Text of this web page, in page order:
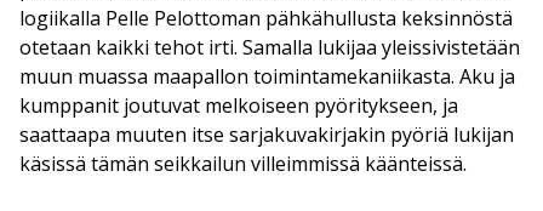
logiikalla Pelle Pelottoman pähkähullusta keksinnöstä
otetaan kaikki tehot irti. Samalla lukijaa yleissivistetään
muun muassa maapallon toimintamekaniikasta. Aku ja
kumppanit joutuvat melkoiseen pyöritykseen, ja
saattaapa muuten itse sarjakuvakirjakin pyöriä lukijan
käsissä tämän seikkailun villeimmissä käänteissä.